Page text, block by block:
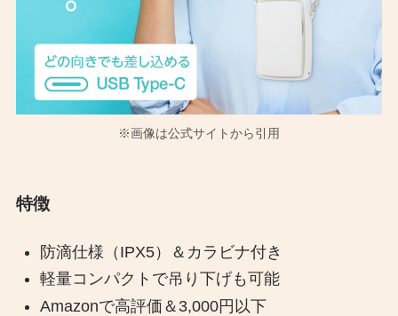
※画像は公式サイトから引用
特徴
防滴仕様（IPX5）＆カラビナ付き
軽量コンパクトで吊り下げも可能
Amazonで高評価＆3,000円以下